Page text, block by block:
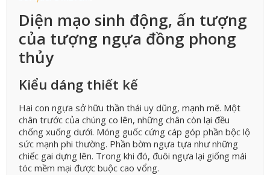
Diện mạo sinh động, ấn tượng
của tượng ngựa đồng phong
thủy
Kiểu dáng thiết kế
Hai con ngựa sở hữu thần thái uy dũng, mạnh mẽ. Một
chân trước của chúng co lên, những chân còn lại đều
chống xuống dưới. Móng guốc cứng cáp góp phần bộc lộ
sức mạnh phi thường. Phần bờm ngựa tựa như những
chiếc gai dựng lên. Trong khi đó, đuôi ngựa lại giống mái
tóc mềm mại được buộc cao vổng.